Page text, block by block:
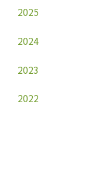
2025
2024
2023
2022